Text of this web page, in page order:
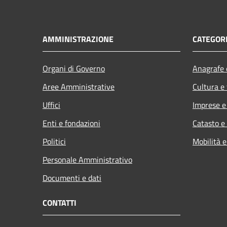
AMMINISTRAZIONE
Organi di Governo
Aree Amministrative
Uffici
Enti e fondazioni
Politici
Personale Amministrativo
Documenti e dati
Cultura
Imprese
Catasto
Mobilità
CONTATTI